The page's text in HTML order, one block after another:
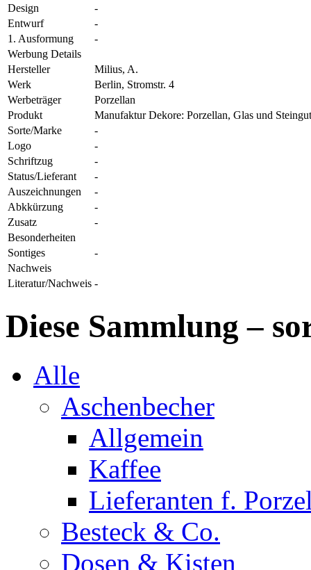
Design
-
Entwurf
-
1. Ausformung
-
Werbung Details
Hersteller
Milius, A.
Werk
Berlin, Stromstr. 4
Werbeträger
Porzellan
Produkt
Manufaktur Dekore: Porzellan, Glas und
Sorte/Marke
-
Logo
-
Schriftzug
-
Status/Lieferant
-
Auszeichnungen
-
Abkkürzung
-
Zusatz
-
Besonderheiten
Sontiges
-
Nachweis
Literatur/Nachweis -
Diese Sammlung –
Alle
Aschenbecher
Allgemein
Kaffee
Lieferanten f.
Besteck & Co.
Dosen & Kisten